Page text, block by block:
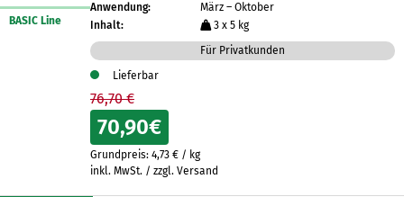
BASIC Line
Anwendung:
März – Oktober
Inhalt:
3 x 5 kg
Für Privatkunden
Lieferbar
76,70 €
70,90€
Grundpreis: 4,73 € / kg
inkl. MwSt. / zzgl. Versand